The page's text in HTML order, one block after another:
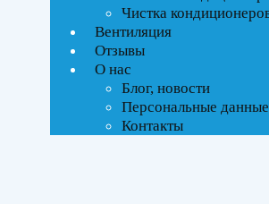
Чистка
Вентиляция
Отзывы
О нас
Блог, новости
Персональные данные
Контакты
Инверторное
Kentatsu(1)